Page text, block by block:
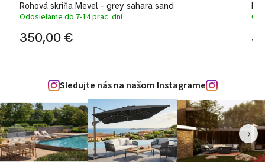
Rohová skriňa Mevel - grey sahara sand
Odosielame do 7-14 prac. dní
350,00 €
Sledujte nás na našom Instagrame
‹ ›